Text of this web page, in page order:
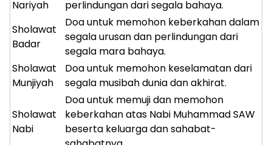
Nariyah
perlindungan dari segala bahaya.
Sholawat
Badar
Doa untuk memohon keberkahan dalam
segala urusan dan perlindungan dari
segala mara bahaya.
Sholawat
Munjiyah
Doa untuk memohon keselamatan dari
segala musibah dunia dan akhirat.
Sholawat
Nabi
Doa untuk memuji dan memohon
keberkahan atas Nabi Muhammad SAW
beserta keluarga dan sahabat-